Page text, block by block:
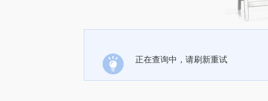
正在查询中，请刷新重试